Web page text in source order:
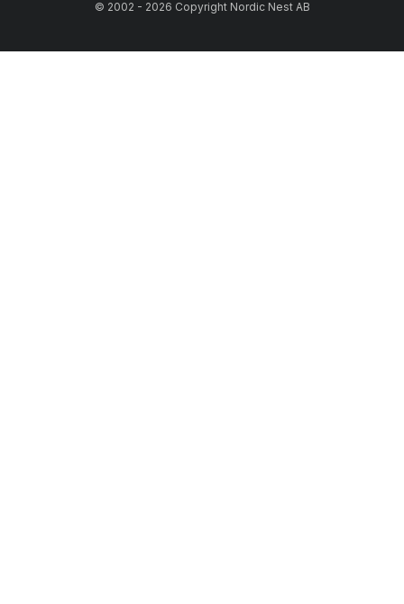
© 2002 - 2026 Copyright Nordic Nest AB